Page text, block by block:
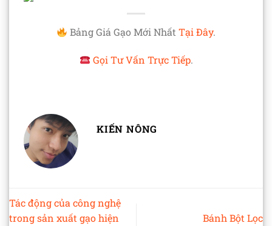
Bảng Giá Gạo Mới NhấtTại Đây.
Gọi Tư Vấn Trực Tiếp.
KIẾN NÔNG
Tác động của công nghệ
trong sản xuất gạo hiện
Bánh Bột Lọc